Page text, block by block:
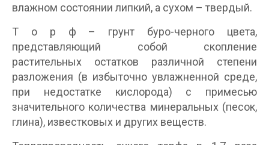
влажном состоянии липкий, а сухом – твердый.
Т о р ф – грунт буро-черного цвета,
представляющий собой скопление
растительных остатков различной степени
разложения (в избыточно увлажненной среде,
при недостатке кислорода) с примесью
значительного количества минеральных (песок,
глина), известковых и других веществ.